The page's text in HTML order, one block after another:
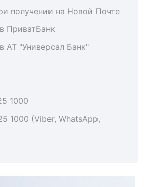
получении на Новой Почте
ПриватБанк
АТ "Универсал Банк"
1000
1000 (Viber, WhatsApp,